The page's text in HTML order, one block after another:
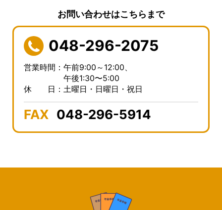
お問い合わせはこちらまで
048-296-2075
営業時間：午前9:00～12:00、
午後1:30〜5:00
休 日：土曜日・日曜日・祝日
FAX 048-296-5914